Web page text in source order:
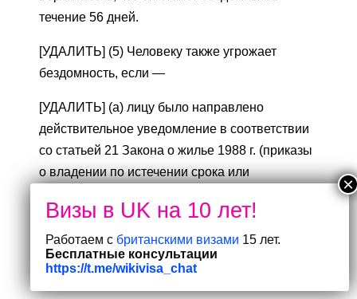
течение 56 дней.
[УДАЛИТЬ] (5) Человеку также угрожает
бездомность, если —
[УДАЛИТЬ] (a) лицу было направлено
действительное уведомление в соответствии
со статьей 21 Закона о жилье 1988 г. (приказы
о владении по истечении срока или
краткосрочного проживания) в отношении
единственного жилого помещения, которое
имеется у этого лица и которое доступно для
проживания. род занятий человека и
Работаем с британскими визами 15 лет.
Бесплатные консультации
https://t.me/wikivisa_chat